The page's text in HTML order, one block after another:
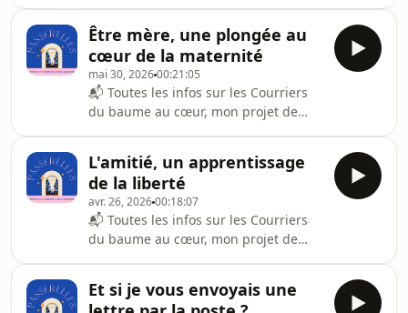
vous lisez déjà des livres artificiels ?
Au programme de cet épisode :
Aujourd&#39;hui, on parle d
⁠⁠⁠https://passerelles.substack.com/p/les-
courriers-du-baume-au-cur⁠⁠⁠✉️ ⁠⁠⁠La
transcription de cet épisode est
disponible là :
https://www.patreon.com/posts/162400282-
---La question du jour : À quoi
ressemble votre vie quotidienne ?
Qu&#39;est-ce que vous retenez de
vos journées ?Au programme de cet é
Être mère, une plongée au
cœur de la maternité
mai 30, 202600:21:05
📬 Toutes les infos sur les Courriers
du baume au cœur, mon projet de
courriers-du-baume-au-cur⁠⁠✉️ ⁠⁠⁠La
transcription de cet épisode est
disponible là :
https://www.patreon.com/posts/159666611-
---La question du jour : Qu&#39;est-ce
que vous auriez voulu savoir sur la
maternité avant d&#39;être mère ?
Les pères, vous pouvez bien
L'amitié, un apprentissage
de la liberté
avr. 26, 202600:18:07
📬 Toutes les infos sur les Courriers
du baume au cœur, mon projet de
courriers-du-baume-au-cur⁠✉️ ⁠⁠⁠La
Et si je vous envoyais une